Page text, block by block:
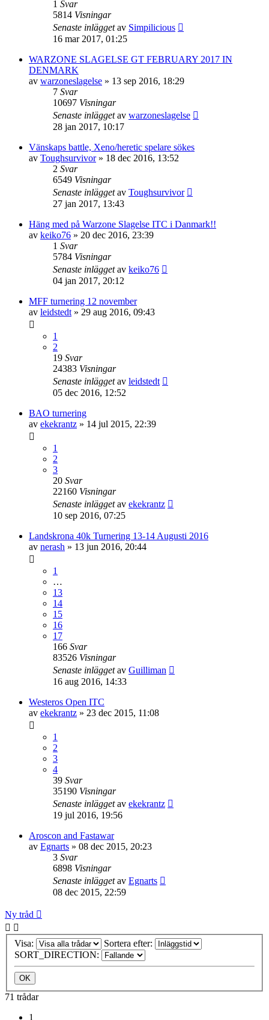
1 Svar
5814 Visningar
Senaste inläggetav Simpilicious
16 mar 2017, 01:25
WARZONE SLAGELSE GT FEBRUARY 2017 IN
DENMARK
av warzoneslagelse » 13 sep 2016, 18:29
7 Svar
10697 Visningar
Senaste inläggetav warzoneslagelse
28 jan 2017, 10:17
Vänskaps battle, Xeno/heretic spelare sökes
av Toughsurvivor» 18 dec 2016, 13:52
2 Svar
6549 Visningar
Senaste inläggetav Toughsurvivor
27 jan 2017, 13:43
Häng med på Warzone Slagelse ITC i Danmark!!
av keiko76 » 20 dec 2016, 23:39
1 Svar
5784 Visningar
Senaste inläggetav keiko76
04 jan 2017, 20:12
MFF turnering 12 november
av leidstedt » 29 aug 2016, 09:43
1
2
19 Svar
24383 Visningar
Senaste inläggetav leidstedt
05 dec 2016, 12:52
BAO turnering
av ekekrantz » 14 jul 2015, 22:39
1
2
3
20 Svar
22160 Visningar
Senaste inläggetav ekekrantz
10 sep 2016, 07:25
Landskrona 40k Turnering 13-14 Augusti 2016
av nerash » 13 jun 2016, 20:44
1
…
13
14
15
16
17
166 Svar
83526 Visningar
Senaste inläggetav Guilliman
16 aug 2016, 14:33
Westeros Open ITC
av ekekrantz » 23 dec 2015, 11:08
1
2
3
4
39 Svar
35190 Visningar
Senaste inläggetav ekekrantz
19 jul 2016, 19:56
Aroscon and Fastawar
av Egnarts » 08 dec 2015, 20:23
3 Svar
6898 Visningar
Senaste inläggetav Egnarts
08 dec 2015, 22:59
Ny tråd
Visa:
Sortera efter:
SORT_DIRECTION:
71 trådar
1